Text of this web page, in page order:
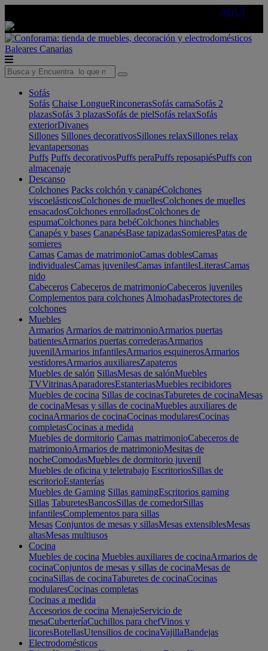
AQUÍ
Baleares Canarias
Sofás
Sofás Chaise LongueRinconerasSofás camaSofás 2
plazasSofás 3 plazasSofás de pielSofás relaxSofás
exteriorDivanes
Sillones Sillones decorativosSillones relaxSillones relax
levantapersonas
Puffs Puffs decorativosPuffs peraPuffs reposapiésPuffs con
almacenaje
Descanso
Colchones Packs colchón y canapéColchones
viscoelásticosColchones de muellesColchones de muelles
ensacadosColchones enrolladosColchones de
espumaColchones para bebéColchones hinchables
Canapés y bases CanapésBase tapizadasSomieresPatas de
somieres
Camas Camas de matrimonioCamas doblesCamas
individualesCamas juvenilesCamas infantilesLiterasCamas
nido
Cabeceros Cabeceros de matrimonioCabeceros juveniles
Complementos para colchones AlmohadasProtectores de
colchones
Muebles
Armarios Armarios de matrimonioArmarios puertas
batientesArmarios puertas correderasArmarios
juvenilArmarios infantilesArmarios esquinerosArmarios
vestidoresArmarios auxiliaresZapateros
Muebles de salón SillasMesas de salónMuebles
TVVitrinasAparadoresEstanteriasMuebles recibidores
Muebles de cocina Sillas de cocinasTaburetes de cocinaMesas
de cocinaMesas y sillas de cocinaMuebles auxiliares de
cocinaArmarios de cocinaCocinas modularesCocinas
completasCocinas a medida
Muebles de dormitorio Camas matrimonioCabeceros de
matrimonioArmarios de matrimonioMesitas de
nocheComodasMuebles de dormitorio juvenil
Muebles de oficina y teletrabajo EscritoriosSillas de
escritorioEstanterías
Muebles de Gaming Sillas gamingEscritorios gaming
Sillas TaburetesBancosSillas de comedorSillas
infantilesComplementos para sillas
Mesas Conjuntos de mesas y sillasMesas extensiblesMesas
altasMesas multiusos
Cocina
Muebles de cocina Muebles auxiliares de cocinaArmarios de
cocinaConjuntos de mesas y sillas de cocinaMesas de
cocinaSillas de cocinaTaburetes de cocinaCocinas
modularesCocinas completas
Cocinas a medida
Accesorios de cocina MenajeServicio de
mesaCuberteríaCuchillos para chefVinos y
licoresBotellasUtensilios de cocinaVajillaBandejas
Electrodomésticos